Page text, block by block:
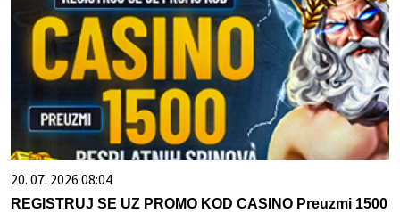
20. 07. 2026 08:04
REGISTRUJ SE UZ PROMO KOD CASINO Preuzmi 1500